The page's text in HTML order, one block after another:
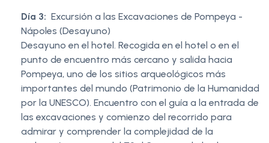
Día 3: Excursión a las Excavaciones de Pompeya -
Nápoles (Desayuno)
Desayuno en el hotel. Recogida en el hotel o en el
punto de encuentro más cercano y salida hacia
Pompeya, uno de los sitios arqueológicos más
importantes del mundo (Patrimonio de la Humanidad
por la UNESCO). Encuentro con el guía a la entrada de
las excavaciones y comienzo del recorrido para
admirar y comprender la complejidad de la